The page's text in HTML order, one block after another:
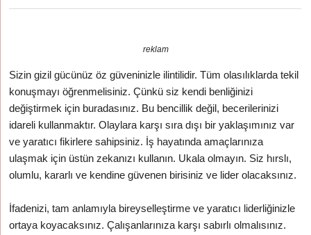
reklam
Sizin gizil gücünüz öz güveninizle ilintilidir. Tüm olasılıklarda tekil
konuşmayı öğrenmelisiniz. Çünkü siz kendi benliğinizi
değiştirmek için buradasınız. Bu bencillik değil, becerilerinizi
idareli kullanmaktır. Olaylara karşı sıra dışı bir yaklaşımınız var
ve yaratıcı fikirlere sahipsiniz. İş hayatında amaçlarınıza
ulaşmak için üstün zekanızı kullanın. Ukala olmayın. Siz hırslı,
olumlu, kararlı ve kendine güvenen birisiniz ve lider olacaksınız.
İfadenizi, tam anlamıyla bireyselleştirme ve yaratıcı liderliğinizle
ortaya koyacaksınız. Çalışanlarınıza karşı sabırlı olmalısınız.